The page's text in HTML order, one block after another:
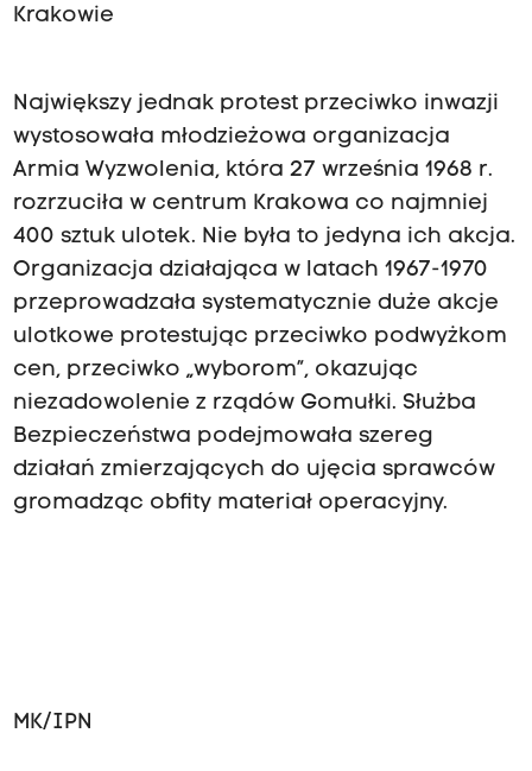
Krakowie
Największy jednak protest przeciwko inwazji
wystosowała młodzieżowa organizacja
Armia Wyzwolenia, która 27 września 1968 r.
rozrzuciła w centrum Krakowa co najmniej
400 sztuk ulotek. Nie była to jedyna ich akcja.
Organizacja działająca w latach 1967-1970
przeprowadzała systematycznie duże akcje
ulotkowe protestując przeciwko podwyżkom
cen, przeciwko „wyborom”, okazując
niezadowolenie z rządów Gomułki. Służba
Bezpieczeństwa podejmowała szereg
działań zmierzających do ujęcia sprawców
gromadząc obfity materiał operacyjny.
MK/IPN